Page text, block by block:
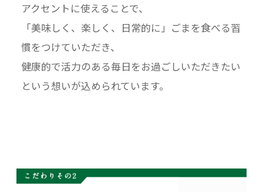
アクセントに使えることで、
「美味しく、楽しく、日常的に」ごまを食べる習
慣をつけていただき、
健康的で活力のある毎日をお過ごしいただきたい
という想いが込められています。